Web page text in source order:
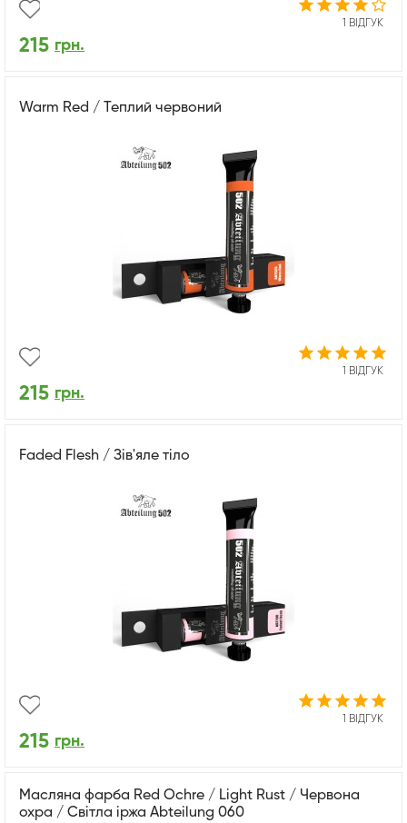
1 ВІДГУК
215 грн.
Warm Red / Теплий червоний
1 ВІДГУК
215 грн.
Faded Flesh / Зів'яле тіло
1 ВІДГУК
215 грн.
Масляна фарба Red Ochre / Light Rust / Червона
охра / Світла іржа Abteilung 060